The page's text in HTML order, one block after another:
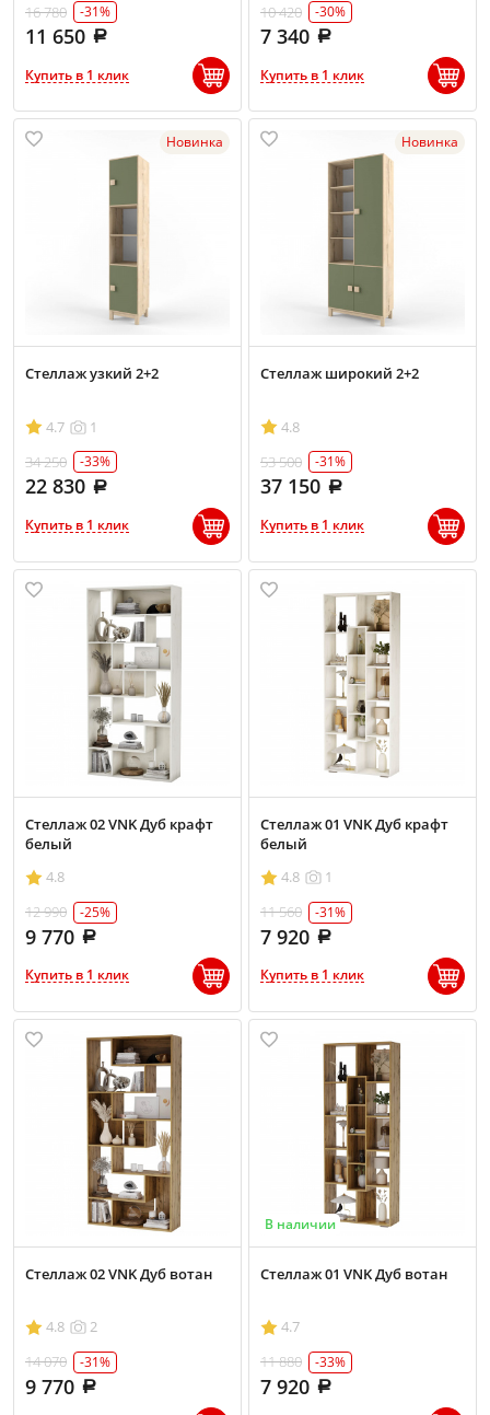
16 780
-31%
11 650
Купить в 1 клик
10 420
-30%
7 340
Купить в 1 клик
Новинка
Стеллаж узкий 2+2
4.7
1
34 250
-33%
22 830
Купить в 1 клик
Новинка
Стеллаж широкий 2+2
4.8
53 500
-31%
37 150
Купить в 1 клик
Стеллаж 02 VNK Дуб крафт
белый
4.8
12 990
-25%
9 770
Купить в 1 клик
Стеллаж 01 VNK Дуб крафт
белый
4.8
1
11 560
-31%
7 920
Купить в 1 клик
Стеллаж 02 VNK Дуб вотан
4.8
2
14 070
-31%
9 770
В наличии
Стеллаж 01 VNK Дуб вотан
4.7
11 880
-33%
7 920